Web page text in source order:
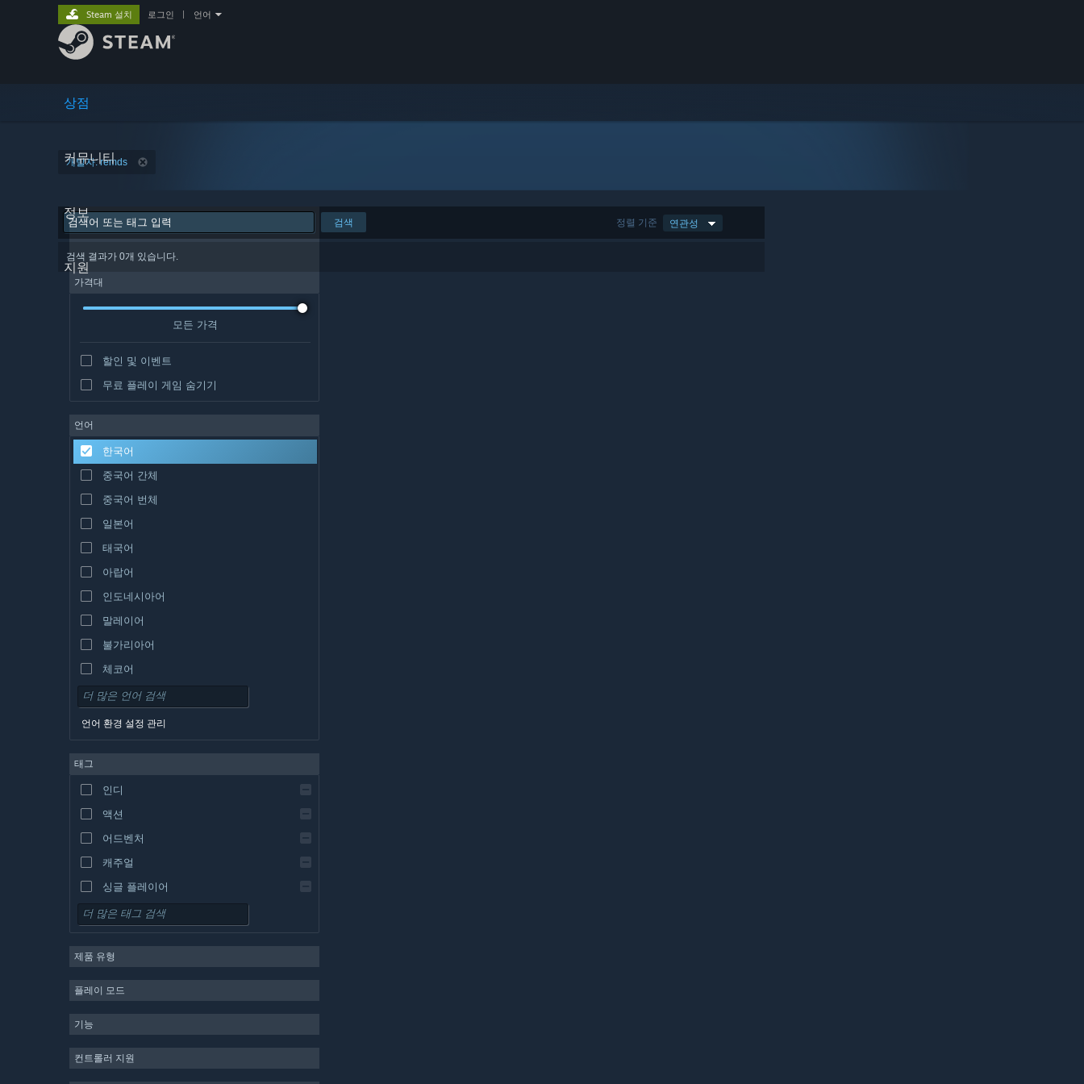
상점
커뮤니티
정보
지원
Steam 설치 로그인 언어
개발자: remds
정렬 기준 연관성
검색
검색 결과가 0개 있습니다.
가격대
모든 가격
할인 및 이벤트
무료 플레이 게임 숨기기
언어
한국어
중국어 간체
중국어 번체
일본어
태국어
아랍어
인도네시아어
말레이어
불가리아어
체코어
덴마크어
독일어
스페인어 - 중남미
그리스어
언어 환경 설정 관리
태그
인디
액션
어드벤처
캐주얼
싱글 플레이어
시뮬레이션
전략
무료 플레이
제품 유형
플레이 모드
기능
컨트롤러 지원